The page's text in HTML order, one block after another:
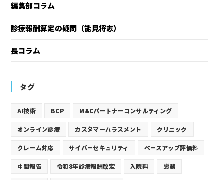
編集部コラム
診療報酬算定の疑問（能見将志）
長コラム
タグ
AI技術 BCP M&Cパートナーコンサルティング
オンライン診療 カスタマーハラスメント クリニック
クレーム対応 サイバーセキュリティ ベースアップ評価料
中間報告 令和8年診療報酬改定 入院料 労務